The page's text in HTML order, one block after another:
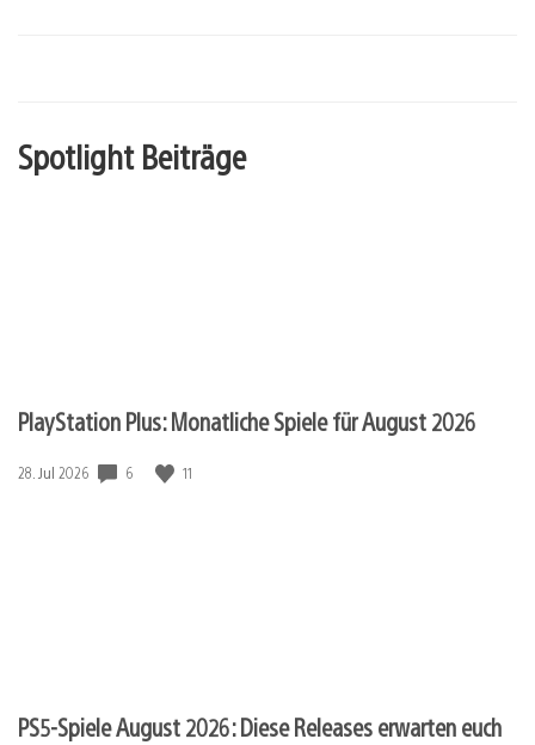
Spotlight Beiträge
PlayStation Plus: Monatliche Spiele für August 2026
Veröffentlichungsdatum:
28. Jul 2026 6 11
PS5-Spiele August 2026: Diese Releases erwarten euch